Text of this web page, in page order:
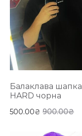
Балаклава шапка
HARD чорна
900.00₴
500.00₴